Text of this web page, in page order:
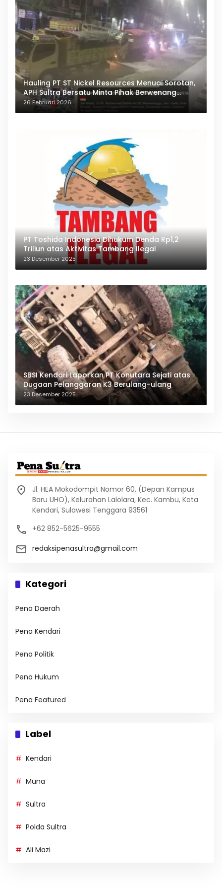
Hauling PT ST Nickel Resources Menuai Sorotan,
APH Sultra Bersatu Minta Pihak Berwenang
Bertindak
26 Februari 2026
PT Toshida Indonesia Dihukum Denda Rp1,2
Triliun atas Aktivitas Tambang Ilegal
23 Desember 2025
SBSI Kendari Laporkan PT Konutara Sejati atas
Dugaan Pelanggaran K3 Berulang-ulang
23 Desember 2025
Jl. HEA Mokodompit Nomor 60, (Depan Kampus
Baru UHO), Kelurahan Lalolara, Kec. Kambu, Kota
Kendari, Sulawesi Tenggara 93561
+62 852-5625-9555
redaksipenasultra@gmail.com
Kategori
Pena Daerah
Pena Kendari
Pena Politik
Pena Hukum
Pena Featured
Label
Kendari
Muna
Sultra
Polda Sultra
Ali Mazi